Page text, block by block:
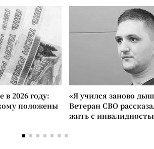
2026 году:
положены
«Я учился заново
Ветеран СВО
жить с